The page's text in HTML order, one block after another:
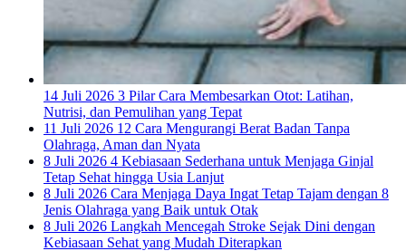
14 Juli 2026 3 Pilar Cara Membesarkan Otot: Latihan,
Nutrisi, dan Pemulihan yang Tepat
11 Juli 2026 12 Cara Mengurangi Berat Badan Tanpa
Olahraga, Aman dan Nyata
8 Juli 2026 4 Kebiasaan Sederhana untuk Menjaga Ginjal
Tetap Sehat hingga Usia Lanjut
8 Juli 2026 Cara Menjaga Daya Ingat Tetap Tajam dengan 8
Jenis Olahraga yang Baik untuk Otak
8 Juli 2026 Langkah Mencegah Stroke Sejak Dini dengan
Kebiasaan Sehat yang Mudah Diterapkan